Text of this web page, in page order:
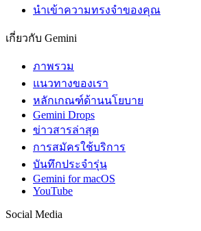
นำเข้าความทรงจำของคุณ
เกี่ยวกับ Gemini
ภาพรวม
แนวทางของเรา
หลักเกณฑ์ด้านนโยบาย
Gemini Drops
ข่าวสารล่าสุด
การสมัครใช้บริการ
บันทึกประจำรุ่น
Gemini for macOS
YouTube
Social Media